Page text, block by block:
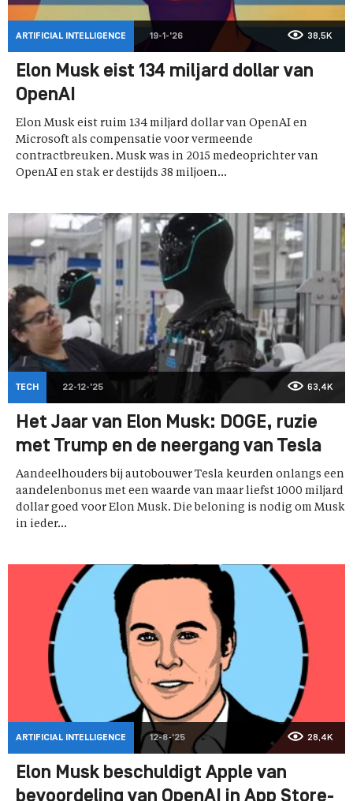
ARTIFICIAL INTELLIGENCE 19-1-'26 38,5K
Elon Musk eist 134 miljard dollar van
OpenAI
Elon Musk eist ruim 134 miljard dollar van OpenAI en
Microsoft als compensatie voor vermeende
contractbreuken. Musk was in 2015 medeoprichter van
OpenAI en stak er destijds 38 miljoen...
TECH 22-12-'25 63,4K
Het Jaar van Elon Musk: DOGE, ruzie
met Trump en de neergang van Tesla
Aandeelhouders bij autobouwer Tesla keurden onlangs een
aandelenbonus met een waarde van maar liefst 1000 miljard
dollar goed voor Elon Musk. Die beloning is nodig om Musk
in ieder...
ARTIFICIAL INTELLIGENCE 12-8-'25 28,4K
Elon Musk beschuldigt Apple van